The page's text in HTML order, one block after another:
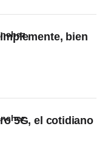
bien
5G, el cotidiano